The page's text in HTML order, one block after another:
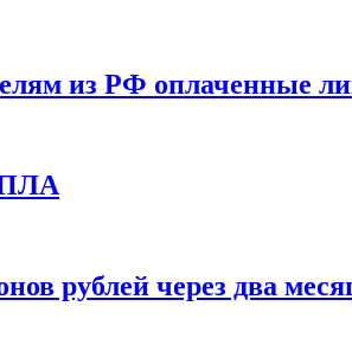
из РФ оплаченные
рублей через два